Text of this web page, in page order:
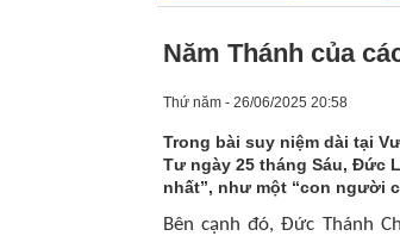
Năm Thánh của
Thứ năm - 26/06/2025 20:58
Trong bài suy niệm dài tại
Tư ngày 25 tháng Sáu, Đức
nhất”, như một “con người
Bên cạnh đó, Đức Thánh